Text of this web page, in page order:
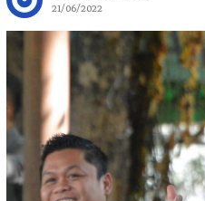
21/06/2022